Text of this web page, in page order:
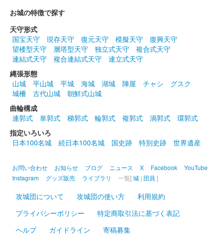
沼田城跡 御城印
販売終了
沼田城跡 御城印
販売終了
沼田城址 御城印 春分の日
販売終了
沼田城跡 御城印 ひなまつり
販売終了
沼田城跡 御城印 旧暦（弥生） 2025年版
お城の特徴で探す
天守形式
国宝天守
現存天守 復元天守 模擬天守
復興天守
望楼型天守
層塔型天守 独立式天守
複合式天守
連結式天守
複合連結式天守
連立式天守
縄張形態
山城
平山城 平城 海城 湖城 陣屋 チャシ
グスク
城柵
古代山城
朝鮮式山城
曲輪構成
連郭式
単郭式 梯郭式 輪郭式 複郭式 渦郭式
環郭式
指定いろいろ
日本100名城
続日本100名城 国史跡 特別史跡 世界遺産
お問い合わせ お知らせ ブログ ニュース X Facebook
YouTube
Instagram
グッズ販売 ライブラリ 一覧[城 | 団員 ]
攻城団について 攻城団の使い方
利用規約
プライバシーポリシー
特定商取引法に基づく表記
ヘルプ
ガイドライン
寄稿募集